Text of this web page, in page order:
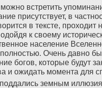
встретить
присутствует, в
в тексте, проходит
к своему
население
Очень давно
богов, которые будут
и ожидать момента для
земным